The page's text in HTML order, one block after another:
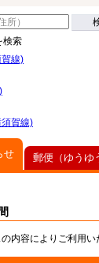
検索
線)
賀線)
せ
内容によりご利用い
郵便（ゆうゆ